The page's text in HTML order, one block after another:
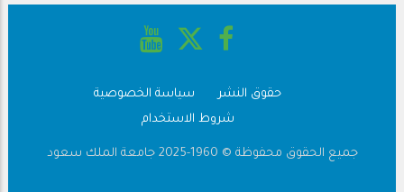
حقوق النشر
سياسة الخصوصية
شروط الاستخدام
جميع الحقوق محفوظة © 1960-2025 جامعة الملك سعود